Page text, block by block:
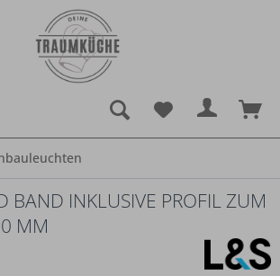
BAND INKLUSIVE PROFIL ZUM
MM